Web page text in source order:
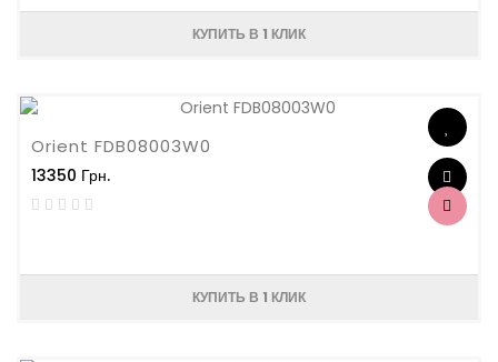
КУПИТЬ В 1 КЛИК
Orient FDB08003W0
13350 Грн.
КУПИТЬ В 1 КЛИК